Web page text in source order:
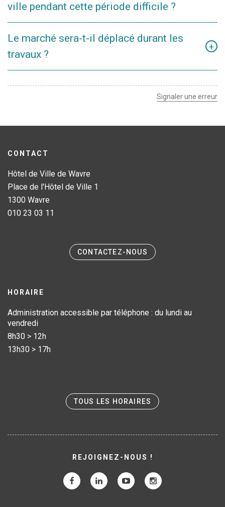
ville pendant cette période difficile ?
centre-ville. Le planning de l’entreprise a été élaboré en
tenant compte des événements récurrents ainsi que de
ceux déjà planifiés.
Le marché sera-t-il déplacé durant les
travaux ?
+
Toutefois, il sera nécessaire de relocaliser certains
marchands ambulants lors des phases critiques du chantier.
Signaler une erreur
CONTACT
Hôtel de Ville de Wavre
Place de l'Hôtel de Ville 1
1300 Wavre
010 23 03 11
CONTACTEZ-NOUS
HORAIRE
Administration accessible par téléphone : du lundi au
vendredi
8h30 > 12h
13h30 > 17h
TOUS LES HORAIRES
REJOIGNEZ-NOUS !